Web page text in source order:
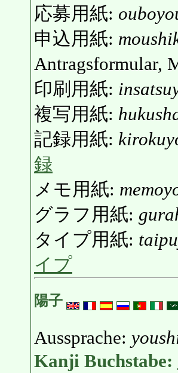
応募用紙:
申込用紙:
Antragsformular,
印刷用紙:
複写用紙:
記録用紙:
録
メモ用紙:
グラフ用紙:
タイプ用紙:
イプ
陽子
Aussprache:
Kanji Buchstabe: